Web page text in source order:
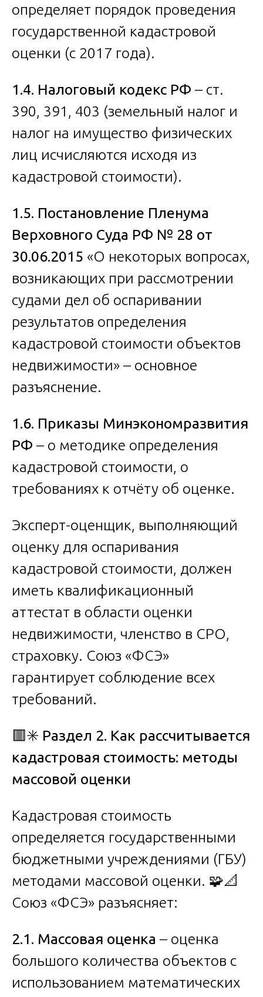
определяет порядок проведения
государственной кадастровой
оценки (с 2017 года).
1.4. Налоговый кодекс РФ – ст.
390, 391, 403 (земельный налог и
налог на имущество физических
лиц исчисляются исходя из
кадастровой стоимости).
1.5. Постановление Пленума
Верховного Суда РФ № 28 от
30.06.2015 «О некоторых вопросах,
возникающих при рассмотрении
судами дел об оспаривании
результатов определения
кадастровой стоимости объектов
недвижимости» – основное
разъяснение.
1.6. Приказы Минэкономразвития
РФ – о методике определения
кадастровой стоимости, о
требованиях к отчёту об оценке.
Эксперт-оценщик, выполняющий
оценку для оспаривания
кадастровой стоимости, должен
иметь квалификационный
аттестат в области оценки
недвижимости, членство в СРО,
страховку. Союз «ФСЭ»
гарантирует соблюдение всех
требований.
🟥✳️ Раздел 2. Как рассчитывается
кадастровая стоимость: методы
массовой оценки
Кадастровая стоимость
определяется государственными
бюджетными учреждениями (ГБУ)
методами массовой оценки. 🧩📐
Союз «ФСЭ» разъясняет:
2.1. Массовая оценка – оценка
большого количества объектов с
использованием математических